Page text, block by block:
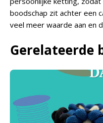
boodschap zit achter een
veel meer waarde aan en
Gerelateerde